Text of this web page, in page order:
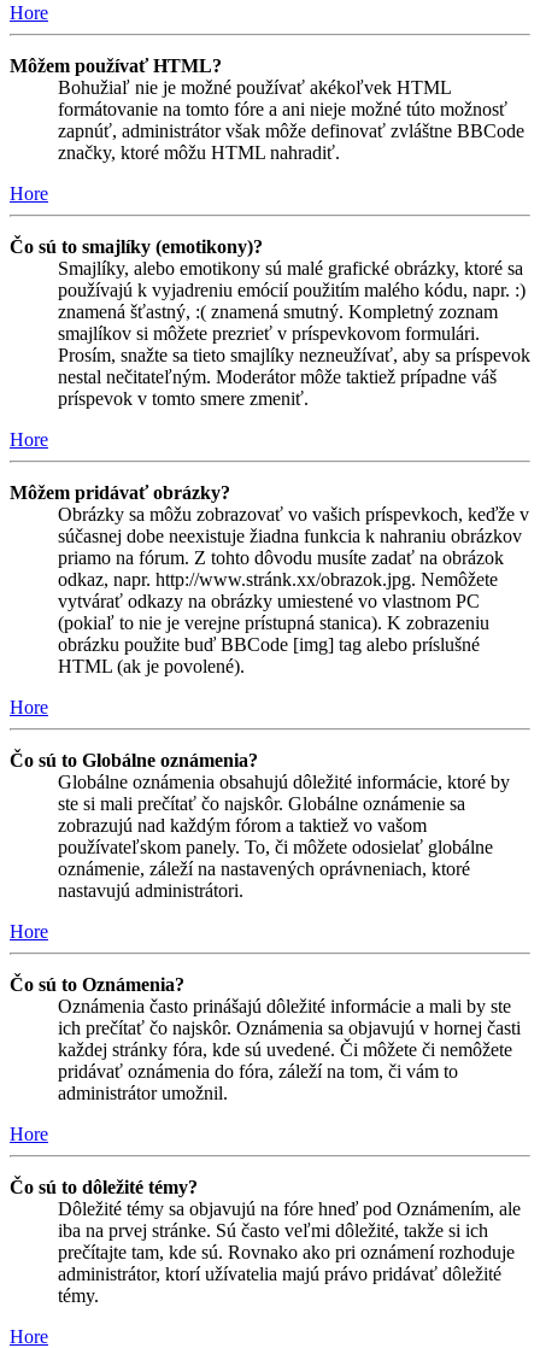
Hore
Môžem používať HTML?
Bohužiaľ nie je možné používať akékoľvek HTML
formátovanie na tomto fóre a ani nieje možné túto možnosť
zapnúť, administrátor však môže definovať zvláštne BBCode
značky, ktoré môžu HTML nahradiť.
Hore
Čo sú to smajlíky (emotikony)?
Smajlíky, alebo emotikony sú malé grafické obrázky, ktoré sa
používajú k vyjadreniu emócií použitím malého kódu, napr. :)
znamená šťastný, :( znamená smutný. Kompletný zoznam
smajlíkov si môžete prezrieť v príspevkovom formulári.
Prosím, snažte sa tieto smajlíky nezneužívať, aby sa príspevok
nestal nečitateľným. Moderátor môže taktiež prípadne váš
príspevok v tomto smere zmeniť.
Hore
Môžem pridávať obrázky?
Obrázky sa môžu zobrazovať vo vašich príspevkoch, keďže v
súčasnej dobe neexistuje žiadna funkcia k nahraniu obrázkov
priamo na fórum. Z tohto dôvodu musíte zadať na obrázok
odkaz, napr. http://www.stránk.xx/obrazok.jpg. Nemôžete
vytvárať odkazy na obrázky umiestené vo vlastnom PC
(pokiaľ to nie je verejne prístupná stanica). K zobrazeniu
obrázku použite buď BBCode [img] tag alebo príslušné
HTML (ak je povolené).
Hore
Čo sú to Globálne oznámenia?
Globálne oznámenia obsahujú dôležité informácie, ktoré by
ste si mali prečítať čo najskôr. Globálne oznámenie sa
zobrazujú nad každým fórom a taktiež vo vašom
používateľskom panely. To, či môžete odosielať globálne
oznámenie, záleží na nastavených oprávneniach, ktoré
nastavujú administrátori.
Hore
Čo sú to Oznámenia?
Oznámenia často prinášajú dôležité informácie a mali by ste
ich prečítať čo najskôr. Oznámenia sa objavujú v hornej časti
každej stránky fóra, kde sú uvedené. Či môžete či nemôžete
pridávať oznámenia do fóra, záleží na tom, či vám to
administrátor umožnil.
Hore
Čo sú to dôležité témy?
Dôležité témy sa objavujú na fóre hneď pod Oznámením, ale
iba na prvej stránke. Sú často veľmi dôležité, takže si ich
prečítajte tam, kde sú. Rovnako ako pri oznámení rozhoduje
administrátor, ktorí užívatelia majú právo pridávať dôležité
témy.
Hore